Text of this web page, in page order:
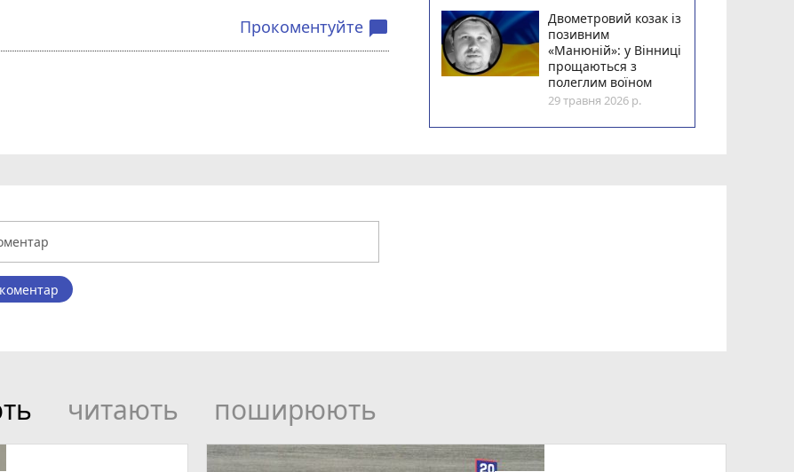
Прокоментуйте chat_bubble
Двометровий козак із
позивним
«Манюній»: у Вінниці
прощаються з
полеглим воїном
29 травня 2026 р.
читають поширюють